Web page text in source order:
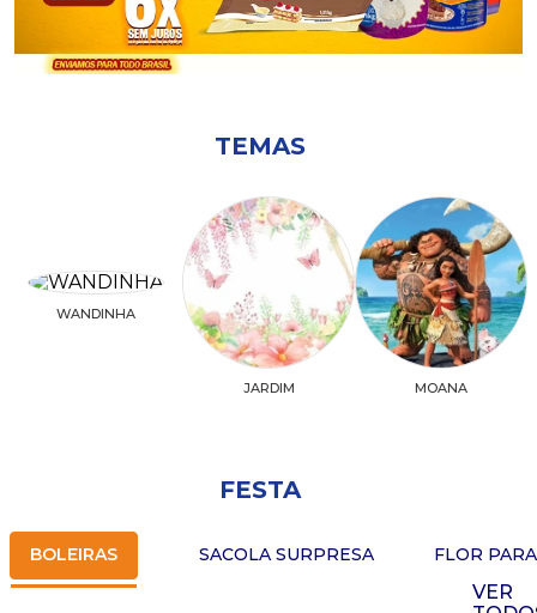
TEMAS
WANDINHA
JARDIM MOANA
FESTA
BOLEIRAS SACOLA SURPRESA FLOR
VER